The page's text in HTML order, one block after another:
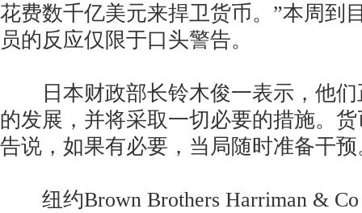
花费数千亿美元来捍卫货币。”本周到
员的反应仅限于口头警告。
日本财政部长铃木俊一表示，他们
的发展，并将采取一切必要的措施。
告说，如果有必要，当局随时准备干预
纽约Brown Brothers Harriman & Co